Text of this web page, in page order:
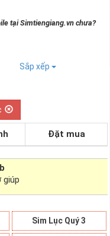
tại Simtiengiang.vn chưa?
Sắp xếp
Đặt mua
giúp
Sim Lục Quý 3